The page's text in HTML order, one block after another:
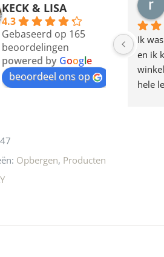
KECK & LISA
4.3
Gebaseerd op 165
beoordelingen
powered by Google
beoordeel ons op
Ik
en ik
hele
Opbergen, Producten